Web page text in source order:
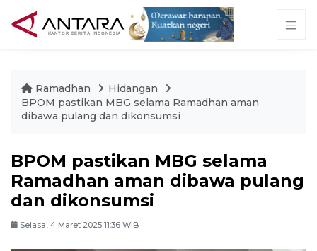
Ramadhan
Hidangan
BPOM pastikan MBG selama Ramadhan aman
dibawa pulang dan dikonsumsi
BPOM pastikan MBG selama
Ramadhan aman dibawa pulang
dan dikonsumsi
Selasa, 4 Maret 2025 11:36 WIB